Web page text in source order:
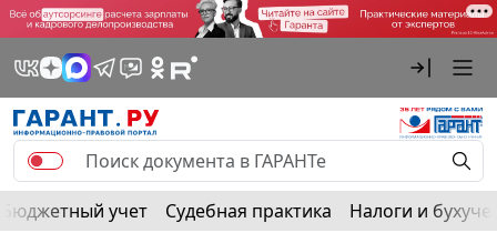
Бюджетный учет Судебная практика Налоги и